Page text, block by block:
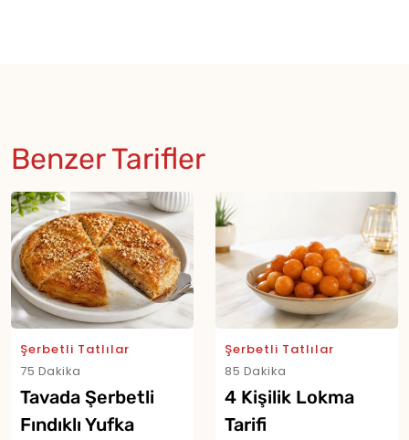
Benzer Tarifler
Şerbetli Tatlılar
75 Dakika
Tavada Şerbetli
Fındıklı Yufka
Şerbetli Tatlılar
85 Dakika
4 Kişilik Lokma
Tarifi